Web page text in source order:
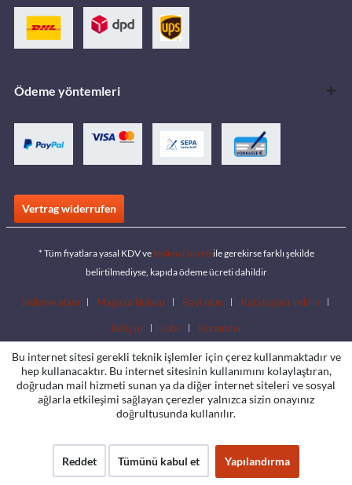
Ödeme yöntemleri
Vertrag widerrufen
* Tüm fiyatlara yasal KDV veteslimat ücreti ile gerekirse farklı şekilde
belirtilmediyse, kapıda ödeme ücreti dahildir
İndirme alanı Mağaza Bulucu Bayi olun Katalogları indirin
İletişim Jobs Konumlar
Bu internet sitesi gerekli teknik işlemler için çerez kullanmaktadır ve
hep kullanacaktır. Bu internet sitesinin kullanımını kolaylaştıran,
doğrudan mail hizmeti sunan ya da diğer internet siteleri ve sosyal
ağlarla etkileşimi sağlayan çerezler yalnızca sizin onayınız
doğrultusunda kullanılır.
Reddet Tümünü kabul et Yapılandırma